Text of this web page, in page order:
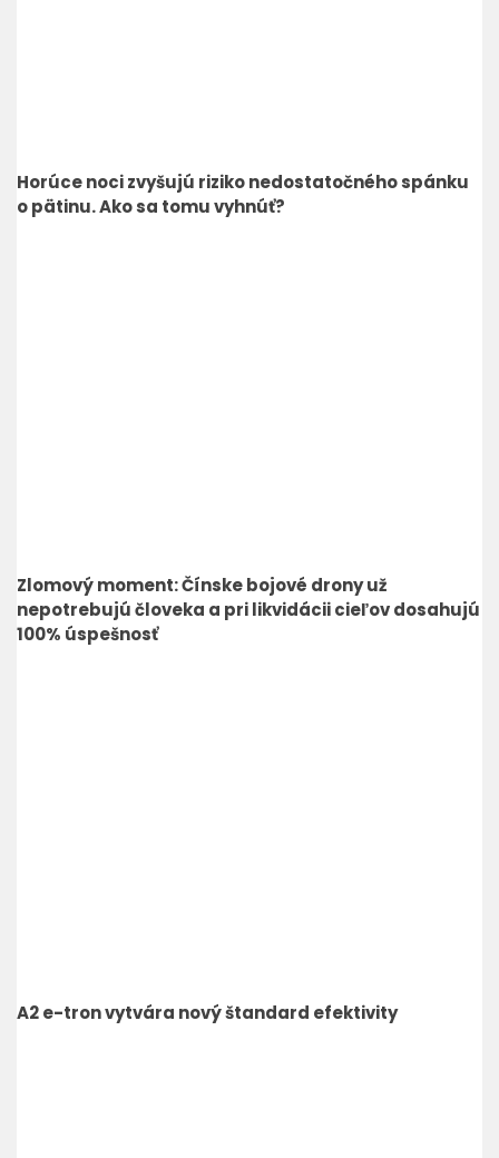
Horúce noci zvyšujú riziko nedostatočného spánku
o pätinu. Ako sa tomu vyhnúť?
Zlomový moment: Čínske bojové drony už
nepotrebujú človeka a pri likvidácii cieľov dosahujú
100% úspešnosť
A2 e-tron vytvára nový štandard efektivity